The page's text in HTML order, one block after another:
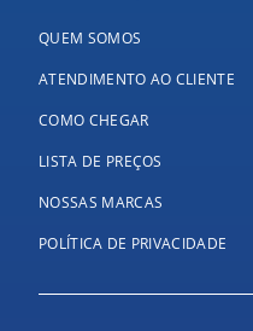
QUEM SOMOS
ATENDIMENTO AO CLIENTE
COMO CHEGAR
LISTA DE PREÇOS
NOSSAS MARCAS
POLÍTICA DE PRIVACIDADE